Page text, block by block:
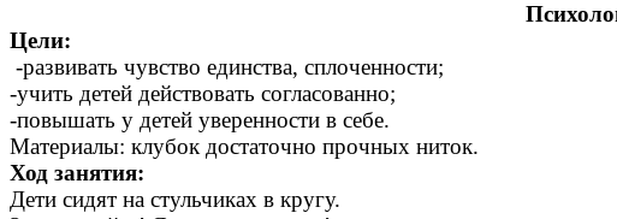
Цели:
-развивать чувство единства, сплоченности;
-учить детей действовать согласованно;
-повышать у детей уверенности в себе.
Материалы: клубок достаточно прочных ниток.
Ход занятия:
Дети сидят на стульчиках в кругу.